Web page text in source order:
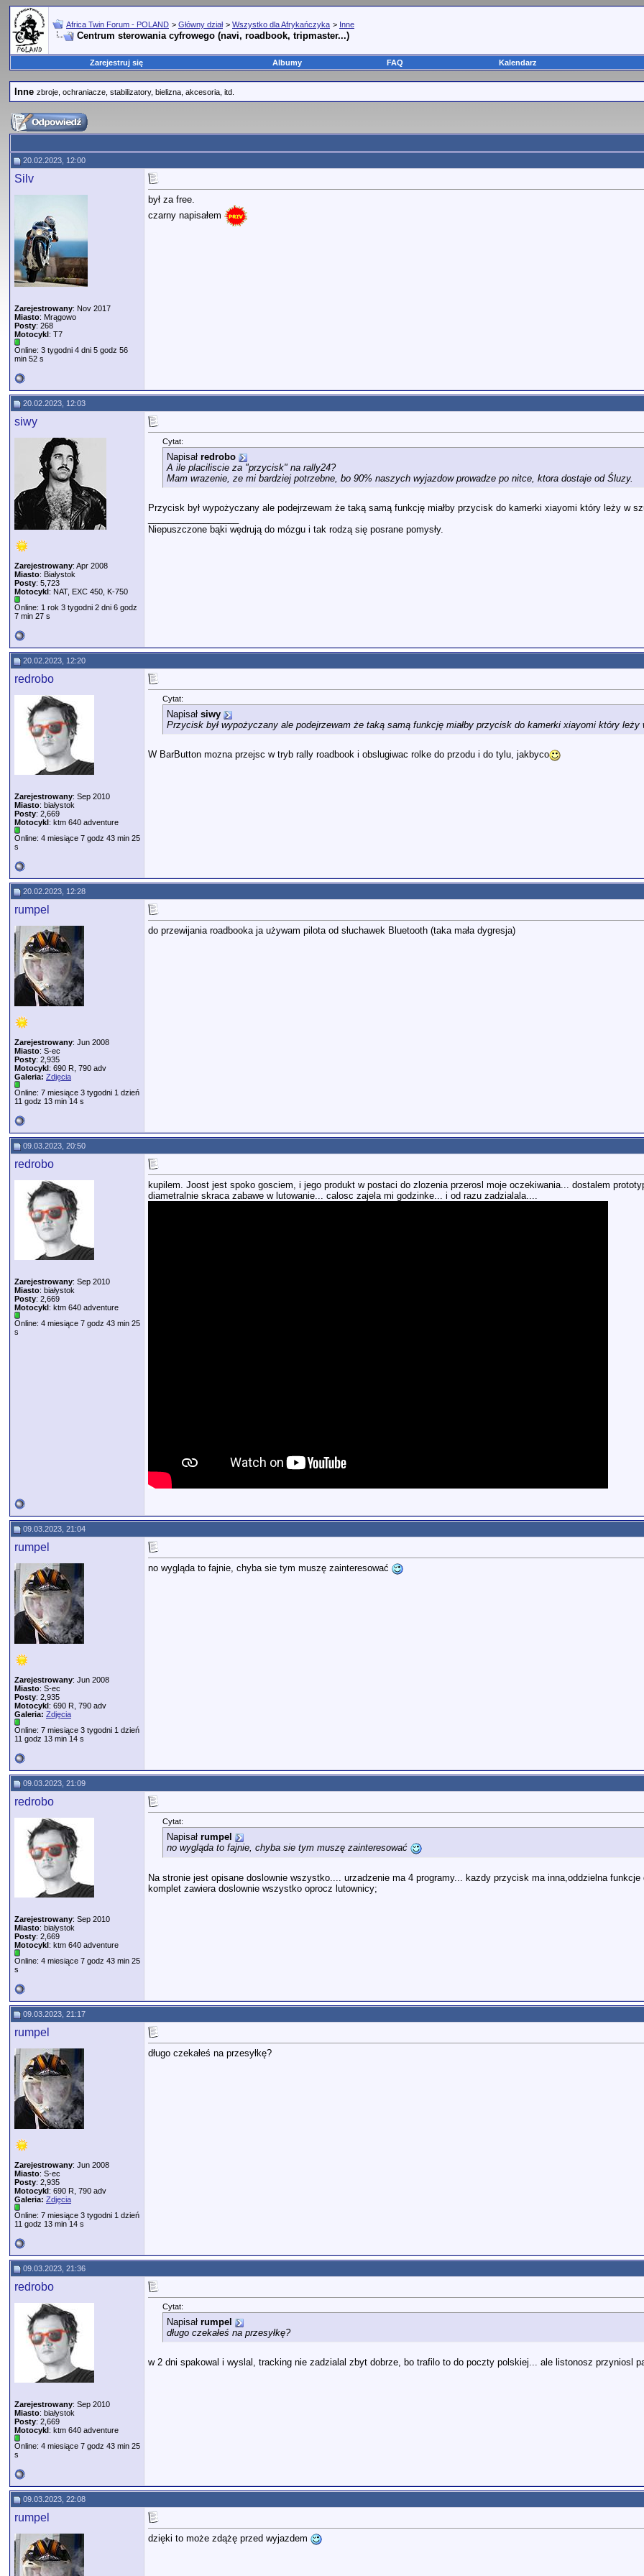
Africa Twin Forum - POLAND > Główny dział > Wszystko dla Afrykańczyka > Inne
Centrum sterowania cyfrowego (navi, roadbook, tripmaster...)
Zarejestruj się Albumy FAQ Kalendarz
Inne zbroje, ochraniacze, stabilizatory, bielizna, akcesoria, itd.
20.02.2023, 12:00
Silv
Zarejestrowany: Nov 2017
Miasto: Mrągowo
Posty: 268
Motocykl: T7
Online: 3 tygodni 4 dni 5 godz 56
min 52 s
był za free.
czarny napisałem
20.02.2023, 12:03
siwy
Zarejestrowany: Apr 2008
Miasto: Białystok
Posty: 5,723
Motocykl: NAT, EXC 450, K-750
Online: 1 rok 3 tygodni 2 dni 6 godz
7 min 27 s
Cytat:
Napisał redrobo
A ile placiliscie za "przycisk" na rally24?
Mam wrazenie, ze mi bardziej potrzebne, bo 90% naszych wyjazdow prowadze po nitce, ktora dostaje od Śluzy.
Przycisk był wypożyczany ale podejrzewam że taką samą funkcję miałby przycisk do kamerki xiayomi który leży w
Niepuszczone bąki wędrują do mózgu i tak rodzą się posrane pomysły.
20.02.2023, 12:20
redrobo
Zarejestrowany: Sep 2010
Miasto: białystok
Posty: 2,669
Motocykl: ktm 640 adventure
Online: 4 miesiące 7 godz 43 min 25
s
Cytat:
Napisał siwy
Przycisk był wypożyczany ale podejrzewam że taką samą funkcję miałby przycisk do kamerki xiayomi który leży
W BarButton mozna przejsc w tryb rally roadbook i obslugiwac rolke do przodu i do tylu, jakbyco
20.02.2023, 12:28
rumpel
Zarejestrowany: Jun 2008
Miasto: S-ec
Posty: 2,935
Motocykl: 690 R, 790 adv
Galeria: Zdjęcia
Online: 7 miesiące 3 tygodni 1 dzień
11 godz 13 min 14 s
do przewijania roadbooka ja używam pilota od słuchawek Bluetooth (taka mała dygresja)
09.03.2023, 20:50
redrobo
Zarejestrowany: Sep 2010
Miasto: białystok
Posty: 2,669
Motocykl: ktm 640 adventure
Online: 4 miesiące 7 godz 43 min 25
s
kupilem. Joost jest spoko gosciem, i jego produkt w postaci do zlozenia przerosl moje oczekiwania... dostalem
diametralnie skraca zabawe w lutowanie... calosc zajela mi godzinke... i od razu zadzialala....
09.03.2023, 21:04
rumpel
Zarejestrowany: Jun 2008
Miasto: S-ec
Posty: 2,935
Motocykl: 690 R, 790 adv
Galeria: Zdjęcia
Online: 7 miesiące 3 tygodni 1 dzień
11 godz 13 min 14 s
no wygląda to fajnie, chyba sie tym muszę zainteresować
09.03.2023, 21:09
redrobo
Zarejestrowany: Sep 2010
Miasto: białystok
Posty: 2,669
Motocykl: ktm 640 adventure
Online: 4 miesiące 7 godz 43 min 25
s
Cytat:
Napisał rumpel
no wygląda to fajnie, chyba sie tym muszę zainteresować
Na stronie jest opisane doslownie wszystko.... urzadzenie ma 4 programy... kazdy przycisk ma inna,oddzielna
komplet zawiera doslownie wszystko oprocz lutownicy;
09.03.2023, 21:17
rumpel
Zarejestrowany: Jun 2008
Miasto: S-ec
Posty: 2,935
Motocykl: 690 R, 790 adv
Galeria: Zdjęcia
Online: 7 miesiące 3 tygodni 1 dzień
11 godz 13 min 14 s
długo czekałeś na przesyłkę?
09.03.2023, 21:36
redrobo
Zarejestrowany: Sep 2010
Miasto: białystok
Posty: 2,669
Motocykl: ktm 640 adventure
Online: 4 miesiące 7 godz 43 min 25
s
Cytat:
Napisał rumpel
długo czekałeś na przesyłkę?
w 2 dni spakowal i wyslal, tracking nie zadzialal zbyt dobrze, bo trafilo to do poczty polskiej... ale listonosz przyniosl
09.03.2023, 22:08
rumpel
dzięki to może zdążę przed wyjazdem